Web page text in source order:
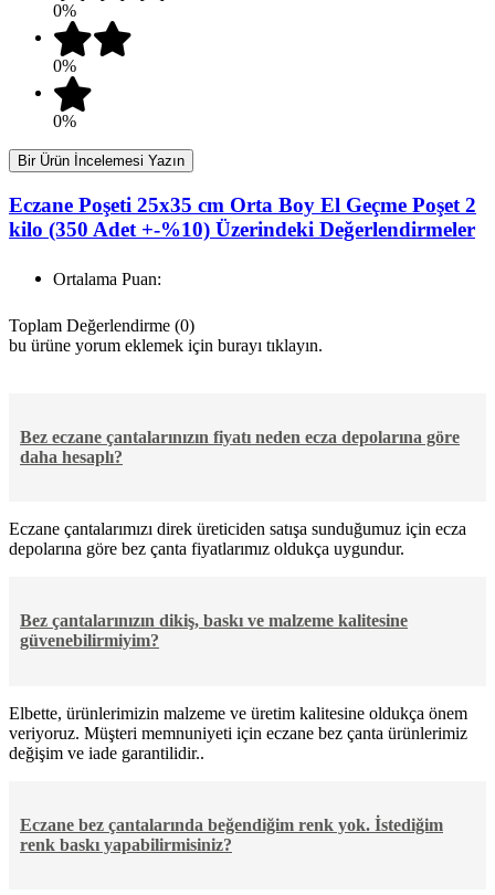
0%
0%
0%
Bir Ürün İncelemesi Yazın
Eczane Poşeti 25x35 cm Orta Boy El Geçme Poşet 2
kilo (350 Adet +-%10) Üzerindeki Değerlendirmeler
Ortalama Puan:
Toplam Değerlendirme (0)
bu ürüne yorum eklemek için burayı tıklayın.
Bez eczane çantalarınızın fiyatı neden ecza depolarına göre
daha hesaplı?
Eczane çantalarımızı direk üreticiden satışa sunduğumuz için ecza
depolarına göre bez çanta fiyatlarımız oldukça uygundur.
Bez çantalarınızın dikiş, baskı ve malzeme kalitesine
güvenebilirmiyim?
Elbette, ürünlerimizin malzeme ve üretim kalitesine oldukça önem
veriyoruz. Müşteri memnuniyeti için eczane bez çanta ürünlerimiz
değişim ve iade garantilidir..
Eczane bez çantalarında beğendiğim renk yok. İstediğim
renk baskı yapabilirmisiniz?